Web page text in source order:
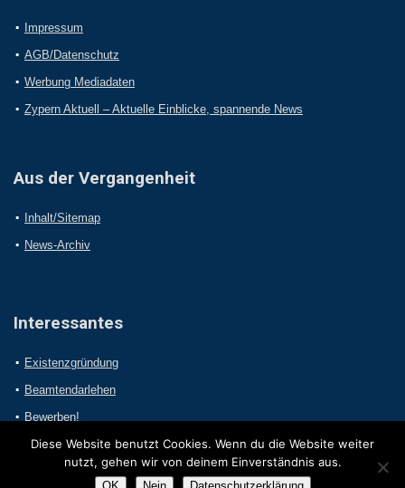
Impressum
AGB/Datenschutz
Werbung Mediadaten
Zypern Aktuell – Aktuelle Einblicke, spannende News
Aus der Vergangenheit
Inhalt/Sitemap
News-Archiv
Interessantes
Existenzgründung
Beamtendarlehen
Bewerben!
Diese Website benutzt Cookies. Wenn du die Website weiter
nutzt, gehen wir von deinem Einverständnis aus.